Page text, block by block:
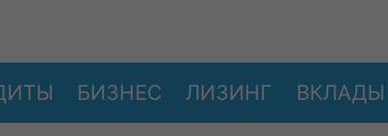
БИЗНЕС ЛИЗИНГ ВКЛАДЫ